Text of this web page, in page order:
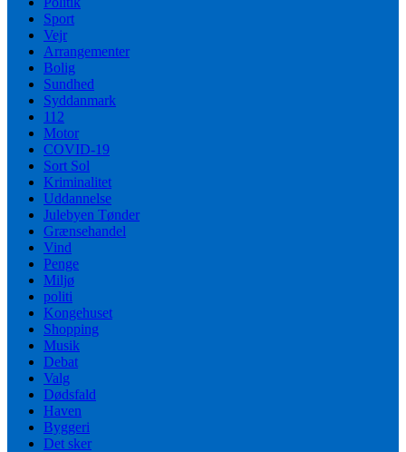
Sport
Vejr
Arrangementer
Bolig
Sundhed
Syddanmark
112
Motor
COVID-19
Sort Sol
Kriminalitet
Uddannelse
Julebyen Tønder
Grænsehandel
Vind
Penge
Miljø
politi
Kongehuset
Shopping
Musik
Debat
Valg
Dødsfald
Haven
Byggeri
Det sker